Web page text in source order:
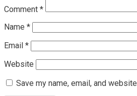
Comment *
Name *
Email *
Website
Save my name, email, and